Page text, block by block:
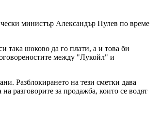
министър Александър Пулев по време
така шоково да го плати, а и това би
между "Лукойл" и
Разблокирането на тези сметки дава
разговорите за продажба, които се водят